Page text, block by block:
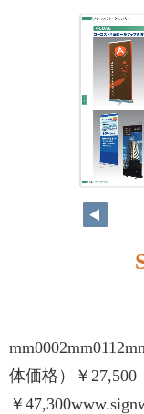
体価格）￥27,500
￥